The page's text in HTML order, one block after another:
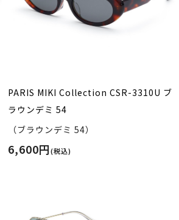
PARIS MIKI Collection CSR-3310U ブ
ラウンデミ 54
（ブラウンデミ 54）
6,600円(税込)